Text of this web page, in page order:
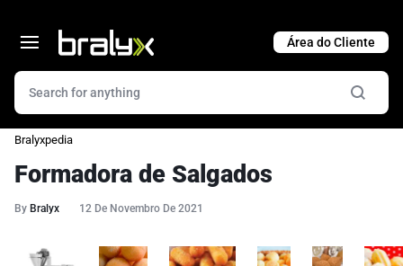
Bralyxpedia
Formadora de Salgados
By Bralyx 12 De Novembro De 2021